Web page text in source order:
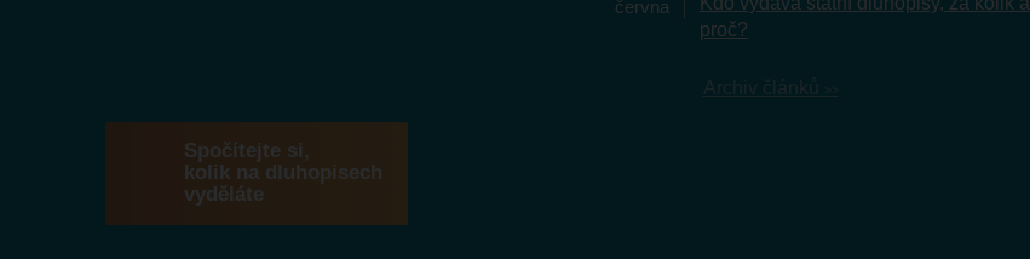
Spočítejte si,
kolik na dluhopisech
vyděláte
června
proč?